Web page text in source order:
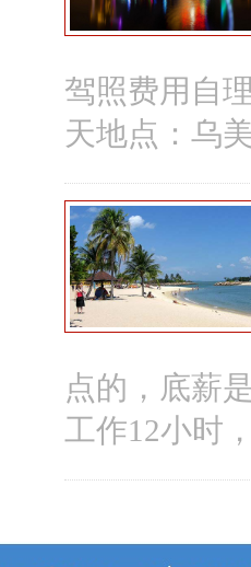
驾照费用自
天地点：乌
点的，底薪
工作12小时